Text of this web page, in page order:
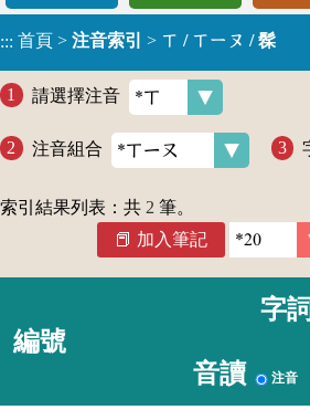
::: 首頁 > 注音索引 > ㄒ / ㄒㄧㄡ / 髹
請選擇注音
注音組合
索引結果列表：共 2 筆。
加入筆記
編號
字詞
音讀 注音